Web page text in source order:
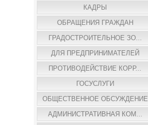
КАДРЫ
ОБРАЩЕНИЯ ГРАЖДАН
ГРАДОСТРОИТЕЛЬНОЕ ЗО...
ДЛЯ ПРЕДПРИНИМАТЕЛЕЙ
ПРОТИВОДЕЙСТВИЕ КОРР...
ГОСУСЛУГИ
ОБЩЕСТВЕННОЕ ОБСУЖДЕНИЕ
АДМИНИСТРАТИВНАЯ КОМ...